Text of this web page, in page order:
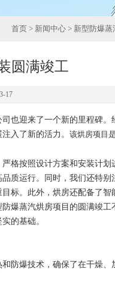
首页 > 新闻中心 > 新型防爆
圆满竣工
17
也迎来了一个新的里程碑。
入了新的活力。 该烘房项目
格按照设计方案和安装计划
质运行。同时，我们还特别
标。此外，烘房还配备了智
爆蒸汽烘房项目的圆满竣工
的基础。
防爆技术，确保了在干燥、